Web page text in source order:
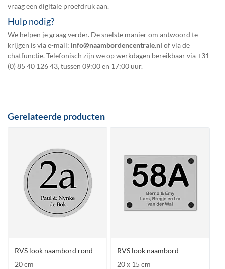
vraag een digitale proefdrukaan.
Hulp nodig?
We helpen je graag verder. De snelste manier om antwoord te
krijgen is via e-mail: info@naambordencentrale.nl of via de
chatfunctie. Telefonisch zijn we op werkdagen bereikbaar via+31
(0) 85 40 126 43, tussen 09:00 en 17:00 uur.
Gerelateerde producten
RVS look naambord rond
20 cm
RVS look naambord
20 x 15 cm